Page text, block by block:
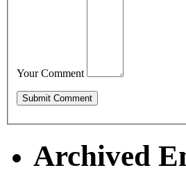
Your Comment
Archived